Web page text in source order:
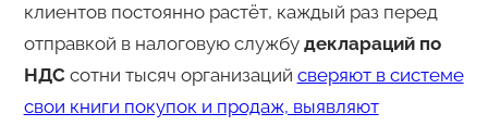
клиентов постоянно растёт, каждый раз перед
отправкой в налоговую службу деклараций по
НДСсотни тысяч организаций сверяют в системе
свои книги покупок и продаж, выявляют